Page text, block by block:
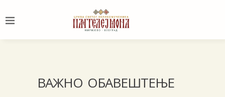
ВАЖНО ОБАВЕШТЕЊЕ